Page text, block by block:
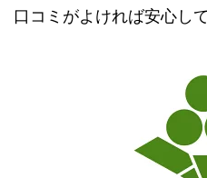
口コミがよければ安心し